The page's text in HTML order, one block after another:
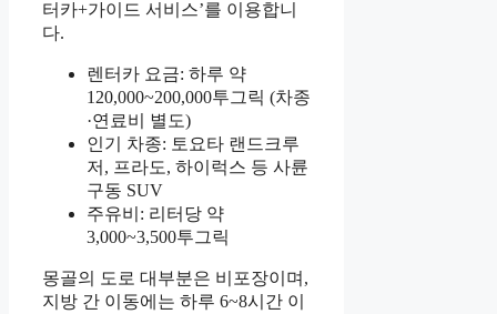
터카+가이드 서비스’를 이용합니
다.
렌터카 요금: 하루 약
120,000~200,000투그릭 (차종
·연료비 별도)
인기 차종: 토요타 랜드크루
저, 프라도, 하이럭스 등 사륜
구동 SUV
주유비: 리터당 약
3,000~3,500투그릭
몽골의 도로 대부분은 비포장이며,
지방 간 이동에는 하루 6~8시간 이